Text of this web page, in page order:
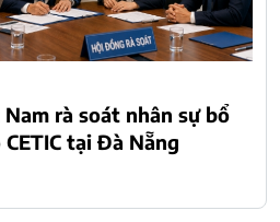
rà soát nhân sự bổ
tại Đà Nẵng